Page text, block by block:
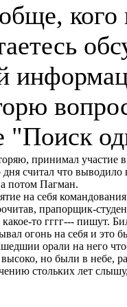
кого
"Поиск
принимал участие
дня считал что
потом Пагман.
на себя
прапорщик-
то гггг--- пишут.
огонь на себя и это
орали на него
но были в небе,
стольких лет